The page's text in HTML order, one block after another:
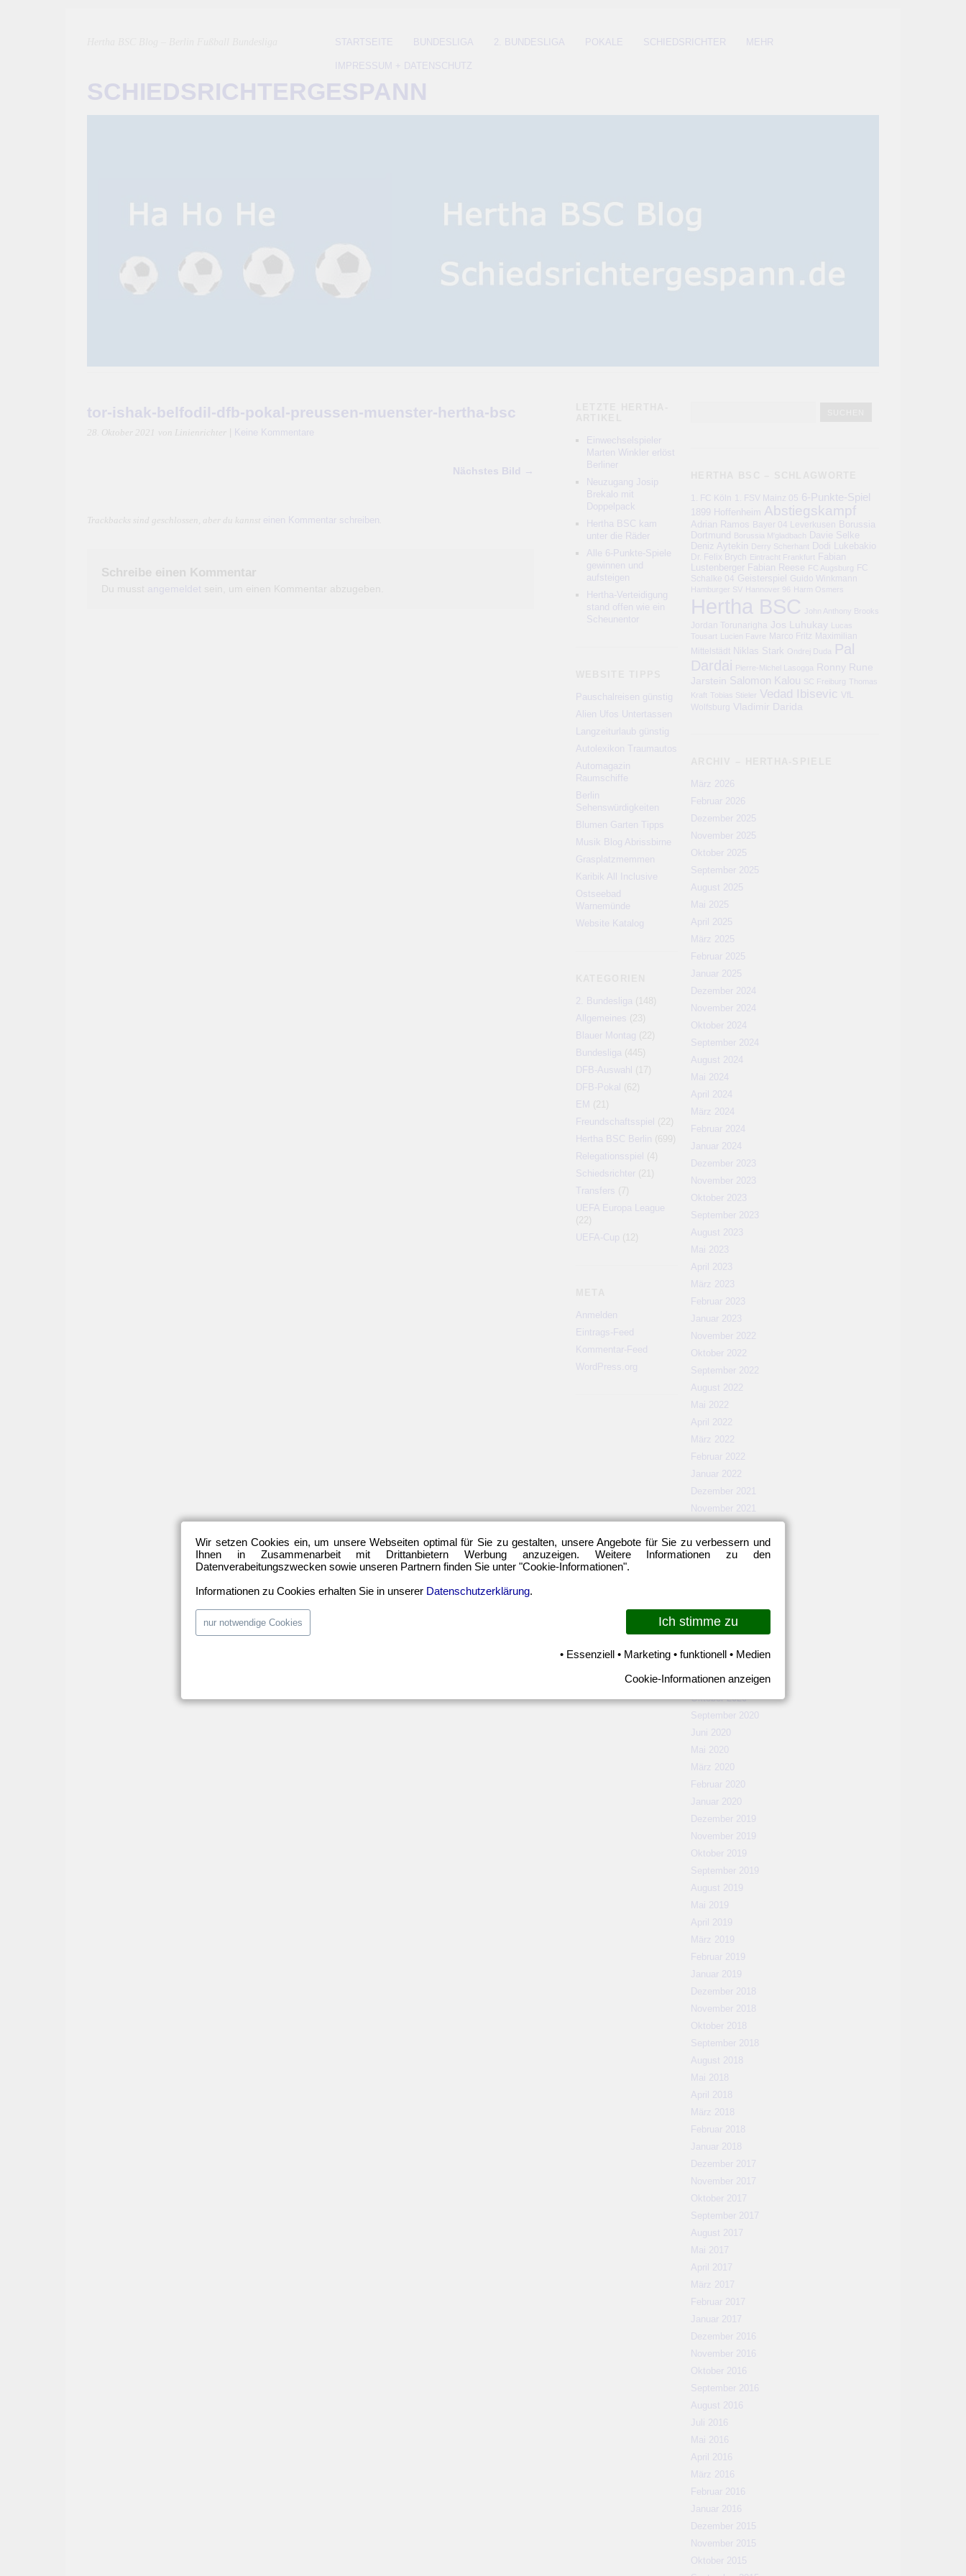
STARTSEITE BUNDESLIGA 2. BUNDESLIGA POKALE SCHIEDSRICHTER MEHR
IMPRESSUM + DATENSCHUTZ
SCHIEDSRICHTERGESPANN
tor-ishak-belfodil-dfb-pokal-preussen-muenster-hertha-bsc
28. Oktober 2021 von Linienrichter Keine Kommentare
Nächstes Bild →
Trackbacks sind geschlossen, aber du kannst einen Kommentar schreiben
Einwechselspieler
Marten Winkler erlöst
Berliner
Neuzugang Josip
Brekalo mit
Doppelpack
Hertha BSC kam
unter die Räder
Alle 6-Punkte-Spiele
gewinnen und
aufsteigen
Hertha-Verteidigung
stand offen wie ein
Scheunentor
Pauschalreisen günstig
Alien Ufos Untertassen
Langzeiturlaub günstig
Autolexikon Traumautos
Automagazin
Raumschiffe
Berlin
Sehenswürdigkeiten
Blumen Garten Tipps
Musik Blog Abrissbirne
Grasplatzmemmen
Karibik All Inclusive
Ostseebad
Warnemünde
Website Katalog
2. Bundesliga (148)
Allgemeines (23)
Blauer Montag (22)
Bundesliga (445)
DFB-Auswahl
(17)
DFB-Pokal (62)
EM
(21)
Freundschaftsspiel
(22)
Hertha BSC Berlin
(699)
Relegationsspiel
(4)
Schiedsrichter(21)
Transfers (7)
UEFA Europa League
(22)
UEFA-Cup
(12)
Anmelden
Eintrags-Feed
Kommentar-Feed
WordPress.org
1. FC Köln 1. FSV Mainz 05 6-Punkte-Spiel
1899 Hoffenheim Abstiegskampf
Adrian Ramos Bayer 04 Leverkusen
Borussia
Dortmund
Borussia M'gladbach Davie Selke
Deniz Aytekin Derry Scherhant Dodi Lukebakio
Dr. Felix Brych Eintracht Frankfurt
Fabian
Lustenberger Fabian Reese FC Augsburg
FC
Schalke 04
Geisterspiel
Guido Winkmann
Hamburger SV
Hannover 96 Harm Osmers
Hertha BSC
John Anthony Brooks
Jordan Torunarigha
Jos Luhukay
Lucas
Tousart
Lucien Favre Marco Fritz Maximilian
Mittelstädt
Niklas Stark Ondrej Duda Pal
Dardai Pierre-Michel Lasogga Ronny
Rune
Jarstein Salomon Kalou SC Freiburg
Thomas
Kraft
Tobias Stieler Vedad Ibisevic
VfL
Wolfsburg
Vladimir Darida
März 2026
Februar 2026
Dezember 2025
November 2025
Oktober 2025
September 2025
August 2025
Mai 2025
April 2025
März 2025
Februar 2025
Januar 2025
Dezember 2024
November 2024
Oktober 2024
September 2024
August 2024
Mai 2024
April 2024
März 2024
Februar 2024
Januar 2024
Dezember 2023
November 2023
Oktober 2023
September 2023
August 2023
Mai 2023
April 2023
März 2023
Februar 2023
Januar 2023
November 2022
Oktober 2022
September 2022
August 2022
Mai 2022
April 2022
März 2022
Februar 2022
Januar 2022
Dezember 2021
November 2021
September 2021
August 2021
März 2021
Februar 2021
November 2020
Oktober 2020
September 2020
Juni 2020
Mai 2020
März 2020
Februar 2020
Januar 2020
Dezember 2019
November 2019
Oktober 2019
September 2019
August 2019
Mai 2019
April 2019
März 2019
Februar 2019
Januar 2019
Dezember 2018
November 2018
Oktober 2018
September 2018
August 2018
Mai 2018
April 2018
März 2018
Februar 2018
Januar 2018
Dezember 2017
November 2017
Oktober 2017
September 2017
August 2017
Mai 2017
April 2017
März 2017
Februar 2017
Januar 2017
Dezember 2016
November 2016
Oktober 2016
September 2016
August 2016
Juli 2016
Mai 2016
April 2016
März 2016
Februar 2016
Januar 2016
Dezember 2015
November 2015
Oktober 2015
Wir setzen Cookies ein, um unsere Webseiten optimal für Sie zu gestalten, unsere Angebote für Sie zu verbessern und
Ihnen in Zusammenarbeit mit Drittanbietern Werbung anzuzeigen. Weitere Informationen zu den
Datenverabeitungszwecken sowie unseren Partnern finden Sie unter "Cookie-Informationen".
Informationen zu Cookies erhalten Sie in unserer Datenschutzerklärung.
nur notwendige Cookies Ich stimme zu
• Essenziell • Marketing • funktionell • Medien
Cookie-Informationen anzeigen